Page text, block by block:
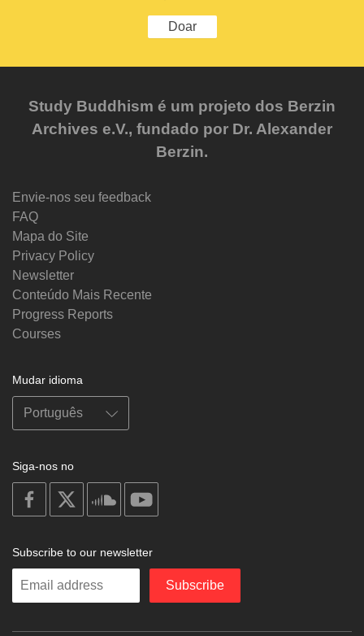
Doar
Study Buddhism é um projeto dos Berzin
Archives e.V., fundado por Dr. Alexander
Berzin.
Envie-nos seu feedback
FAQ
Mapa do Site
Privacy Policy
Newsletter
Conteúdo Mais Recente
Progress Reports
Courses
Mudar idioma
Siga-nos no
on
facebook
on
on
soundcloud
Subscribe to our newsletter
Enter
Subscribe